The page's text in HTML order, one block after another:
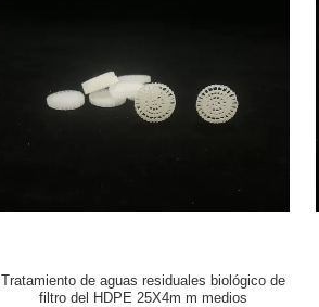
Tratamiento de aguas residuales biológico de
filtro del HDPE 25X4m m medios